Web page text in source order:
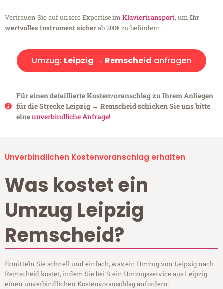
Vertrauen Sie auf unsere Expertise im Klaviertransport, um Ihr
wertvolles Instrument sicherab 200€ zu befördern.
Umzug: Leipzig → Remscheid anfragen
Für einen detaillierte Kostenvoranschlag zu Ihrem Anliegen
für die Strecke Leipzig → Remscheid schicken Sie uns bitte
eineunverbindliche Anfrage!
Unverbindlichen Kostenvoranschlag erhalten
Was kostet ein
Umzug Leipzig
Remscheid?
Ermitteln Sie schnell und einfach, was ein Umzug von Leipzig nach
Remscheid kostet, indem Sie bei Stein Umzugsservice aus Leipzig
einen unverbindlichen Kostenvoranschlag anfordern.